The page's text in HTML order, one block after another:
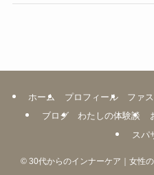
ホーム プロフィール ファ
ブログ
わたしの体験談
スパ
©30代からのインナーケア｜女性